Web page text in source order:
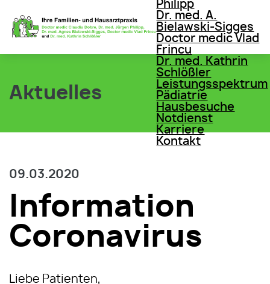
Philipp
Dr. med. A.
Bielawski-Sigges
Doctor medic Vlad
Frincu
Dr. med. Kathrin
Schlößler
Leistungsspektrum
Pädiatrie
Hausbesuche
Notdienst
Karriere
Kontakt
Aktuelles
09.03.2020
Information
Coronavirus
Liebe Patienten,